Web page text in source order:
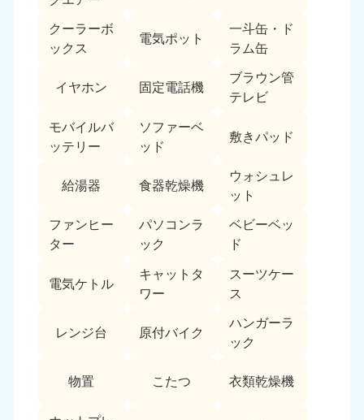
クーラーボ
ックス
電気ポット
一斗缶・ド
ラム缶
イヤホン 固定電話機
ブラウン管
テレビ
モバイルバ
ッテリー
ソファーベ
ッド
敷きパッド
給湯器 食器乾燥機
ウォシュレ
ット
ファンヒー
ター
パソコンラ
ック
ベビーベッ
ド
電気ケトル
キャットタ
ワー
スーツケー
ス
レンジ台 原付バイク
ハンガーラ
ック
物置 こたつ 衣類乾燥機